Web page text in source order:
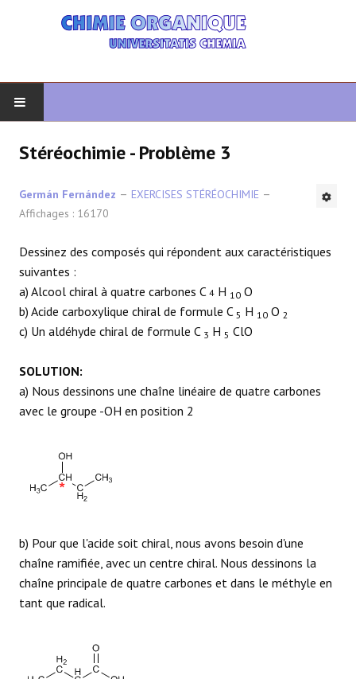
ORGANIQUE AVANCÉ
HÉTÉROCYCLES
LA SYNTHÈSE
SPECTROSCOPIE
RÉACTIONS
Stéréochimie - Problème 3
Germán Fernández
EXERCISES STÉRÉOCHIMIE
Affichages : 16170
Dessinez des composés qui répondent aux caractéristiques
suivantes :
a) Alcool chiral à quatre carbones C 4 H 10 O
b) Acide carboxylique chiral de formule C 5 H 10 O 2
c) Un aldéhyde chiral de formule C 3 H 5 ClO
SOLUTION:
a) Nous dessinons une chaîne linéaire de quatre carbones
avec le groupe -OH en position 2
b) Pour que l'acide soit chiral, nous avons besoin d'une
chaîne ramifiée, avec un centre chiral. Nous dessinons la
chaîne principale de quatre carbones et dans le méthyle en
tant que radical.